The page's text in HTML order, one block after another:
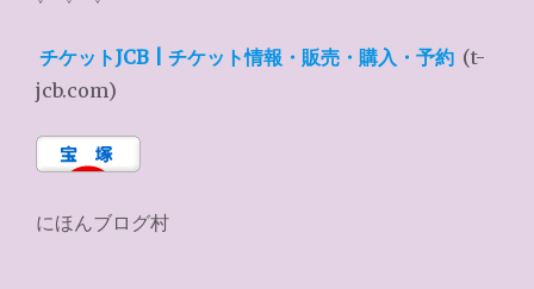
チケットJCB | チケット情報・販売・購入・予約 (t-
jcb.com)
にほんブログ村